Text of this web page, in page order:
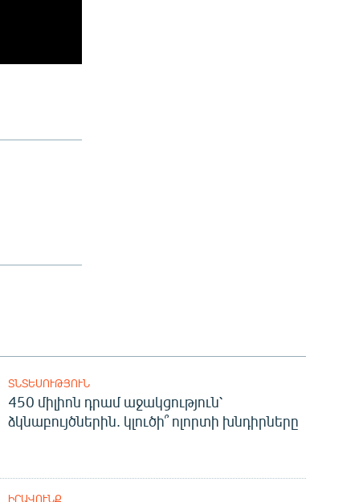
ՏՆՏԵՍՈՒԹՅՈՒՆ
450 միլիոն դրամ աջակցություն՝
ձկնաբույծներին. կլուծի՞ ոլորտի խնդիրները
ԻՐԱՎՈՒՆՔ